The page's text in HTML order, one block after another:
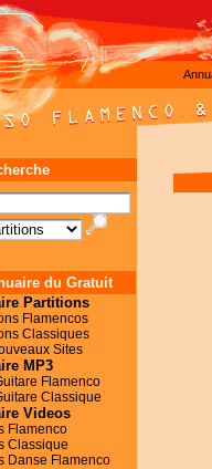
du Gratuit
Partitions
Flamencos
Classiques
Sites
MP3
Flamenco
Classique
Videos
Flamenco
Classique
Danse Flamenco